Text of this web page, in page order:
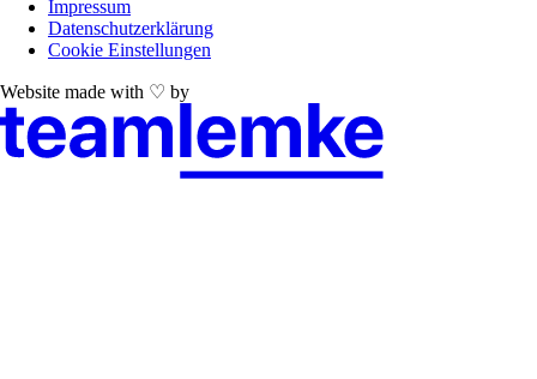
Impressum
Datenschutzerklärung
Cookie Einstellungen
Website made with ♡ by